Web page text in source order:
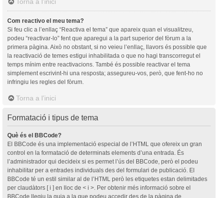
Com reactivo el meu tema?
Si feu clic a l’enllaç “Reactiva el tema” que apareix quan el visualitzeu,
podeu “reactivar-lo” fent que aparegui a la part superior del fòrum a la
primera pàgina. Això no obstant, si no veieu l’enllaç, llavors és possible que
la reactivació de temes estigui inhabilitada o que no hagi transcorregut el
temps mínim entre reactivacions. També és possible reactivar el tema
simplement escrivint-hi una resposta; assegureu-vos, però, que fent-ho no
infringiu les regles del fòrum.
Torna a l’inici
Formatació i tipus de tema
Què és el BBCode?
El BBCode és una implementació especial de l’HTML que ofereix un gran
control en la formatació de determinats elements d’una entrada. És
l’administrador qui decideix si es permet l’ús del BBCode, però el podeu
inhabilitar per a entrades individuals des del formulari de publicació. El
BBCode té un estil similar al de l’HTML però les etiquetes estan delimitades
per claudàtors [ i ] en lloc de < i >. Per obtenir més informació sobre el
BBCode llegiu la guia a la que podeu accedir des de la pàgina de